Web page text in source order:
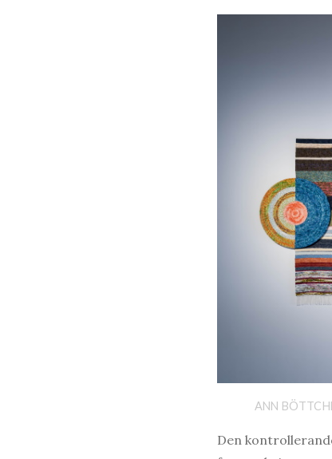
ANN
Den